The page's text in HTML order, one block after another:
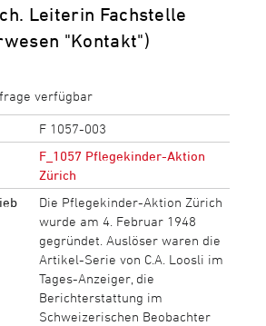
Leiterin Fachstelle
"Kontakt")
verfügbar
F 1057-003
F_1057 Pflegekinder-Aktion
Zürich
Die Pflegekinder-Aktion Zürich
wurde am 4. Februar 1948
gegründet. Auslöser waren die
Artikel-Serie von C.A. Loosli im
Tages-Anzeiger, die
Berichterstattung im
Schweizerischen Beobachter